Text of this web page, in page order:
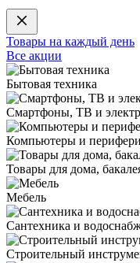
Товары на каждый день
Все акции
Бытовая техника
Смартфоны, ТВ и
Компьютеры и
Товары для дома,
Мебель
Сантехника и
Строительный